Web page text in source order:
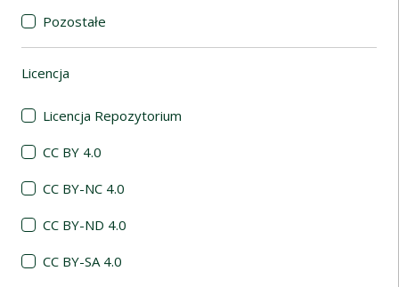
Pozostałe
Licencja
Licencja Repozytorium
CC BY 4.0
CC BY-NC 4.0
CC BY-ND 4.0
CC BY-SA 4.0